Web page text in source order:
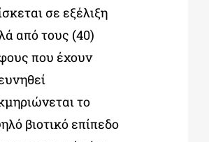
σε εξέλιξη
από τους (40)
που έχουν
το
βιοτικό επίπεδο